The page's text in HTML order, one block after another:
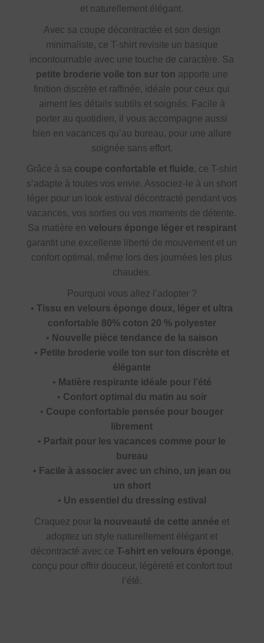
et naturellement élégant.
Avec sa coupe décontractée et son design
minimaliste, ce T-shirt revisite un basique
incontournable avec une touche de caractère. Sa
petite broderie voile ton sur ton apporte une
finition discrète et raffinée, idéale pour ceux qui
aiment les détails subtils et soignés. Facile à
porter au quotidien, il vous accompagne aussi
bien en vacances qu’au bureau, pour une allure
soignée sans effort.
Grâce à sa coupe confortable et fluide, ce T-shirt
s’adapte à toutes vos envie. Associez-le à un short
léger pour un look estival décontracté pendant vos
vacances, vos sorties ou vos moments de détente.
Sa matière en velours éponge léger et respirant
garantit une excellente liberté de mouvement et un
confort optimal, même lors des journées les plus
chaudes.
Pourquoi vous allez l’adopter ?
•Tissu en velours éponge doux, léger et ultra
confortable 80% coton 20 % polyester
• Nouvelle pièce tendance de la saison
• Petite broderie voile ton sur ton discrète et
élégante
• Matière respirante idéale pour l’été
• Confort optimal du matin au soir
• Coupe confortable pensée pour bouger
librement
• Parfait pour les vacances comme pour le
bureau
• Facile à associer avec un chino, un jean ou
un short
• Un essentiel du dressing estival
Craquez pour la nouveauté de cette année et
adoptez un style naturellement élégant et
décontracté avec ce T-shirt en velours éponge,
conçu pour offrir douceur, légèreté et confort tout
l’été.